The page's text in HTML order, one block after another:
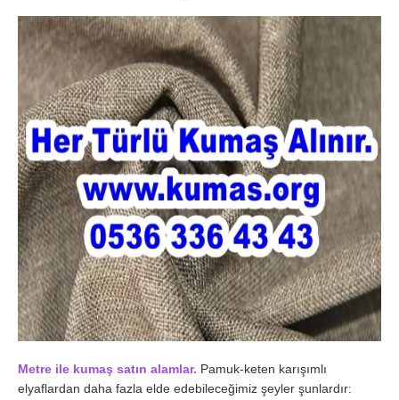
Metre ile kumaş satın alamlar. Pamuk-keten karışımlı
elyaflardan daha fazla elde edebileceğimiz şeyler şunlardır: